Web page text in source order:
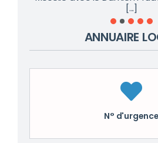
[...]
ANNUAIRE
N° d'urgence